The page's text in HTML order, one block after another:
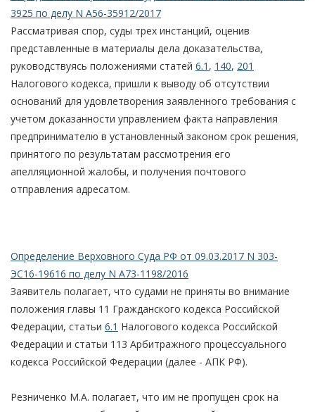
3925 по делу N А56-35912/2017
Рассматривая спор, суды трех инстанций, оценив
представленные в материалы дела доказательства,
руководствуясь положениями статей 6.1 , 140, 201
Налогового кодекса, пришли к выводу об отсутствии
оснований для удовлетворения заявленного требования с
учетом доказанности управлением факта направления
предпринимателю в установленный законом срок решения,
принятого по результатам рассмотрения его
апелляционной жалобы, и получения почтового
отправления адресатом.
Определение Верховного Суда РФ от 09.03.2017 N 303-
ЭС16-19616 по делу N А73-1198/2016
Заявитель полагает, что судами не приняты во внимание
положения главы 11 Гражданского кодекса Российской
Федерации, статьи 6.1 Налогового кодекса Российской
Федерации и статьи 113 Арбитражного процессуального
кодекса Российской Федерации (далее - АПК РФ).
Резниченко М.А. полагает, что им не пропущен срок на